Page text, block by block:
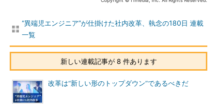
“異端児エンジニア”が仕掛けた社内改革、執念の180日 連載
一覧
新しい連載記事が 8 件あります
改革は“新しい形のトップダウン”であるべきだ